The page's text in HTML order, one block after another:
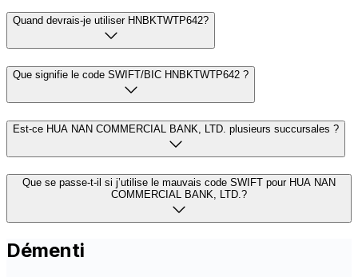
Quand devrais-je utiliser HNBKTWTP642?
Que signifie le code SWIFT/BIC HNBKTWTP642 ?
Est-ce HUA NAN COMMERCIAL BANK, LTD. plusieurs succursales ?
Que se passe-t-il si j’utilise le mauvais code SWIFT pour HUA NAN
COMMERCIAL BANK, LTD.?
Démenti